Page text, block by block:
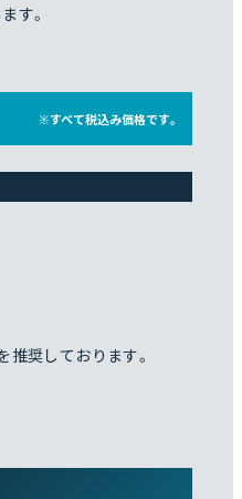
す。
※すべて税込み価格です。
奨しております。